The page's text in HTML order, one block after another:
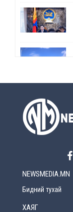
NEWSMEDIA.MN
Бидний тухай
ХАЯГ